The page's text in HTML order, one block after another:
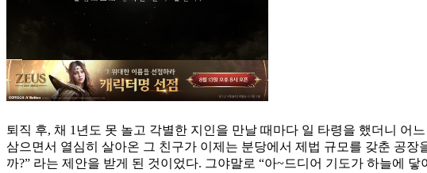
퇴직 후, 채 1년도 못 놀고 각별한 지인을 만날 때마다 일 타령을 했더니 어
삼으면서 열심히 살아온 그 친구가 이제는 분당에서 제법 규모를 갖춘 공
까?” 라는 제안을 받게 된 것이었다. 그야말로 “아~드디어 기도가 하늘에